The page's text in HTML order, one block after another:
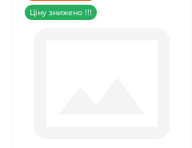
Ціну знижено !!!